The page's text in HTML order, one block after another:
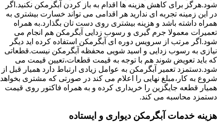
شود.هرگز برای کاهش هزینه ها اقدام به باز کردن آبگرمکن نکنید.اگر
در این زمینه تجربه ای ندارید هر اقدامی می تواند خسارت بیشتری به
همراه داشته باشد و هزینه بیشتری روی دست تان بگذارد.به همراه
تعمیرات معمولا جرم گیری و رسوب زدایی آبگرمکن هم انجام می
شود.اگر مرتب از سرویس دوره ای آبگرمکن استفاده کرده اید دیگر
نیازی به رسوب زدایی و اسید شویی محفظه آبگرمکن نیست.قطعاتی
که باید تعویض شوند هم با توجه به قیمت قطعات،تعیین قیمت می
شود.دستمزد تعمیر آبگرمکن به عوامل زیادی ارتباط دارد همیار قبل از
شروع به کار،مبلغ نهایی را اعلام می کند در صورتی که مشتری بخواهد
همیار قطعه جایگزین را خریداری کرده و به همراه فاکتور روی قیمت
دستمزد محاسبه می کند.
هزینه خدمات آبگرمکن دیواری و ایستاده